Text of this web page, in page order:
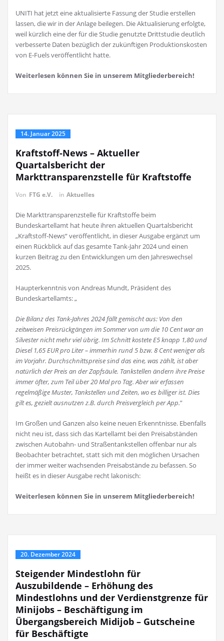
UNITI hat jetzt eine aktualisierte Fassung der Studie erstellen
lassen, die wir in der Anlage beilegen. Die Aktualisierung erfolgte,
weil kürzlich eine der für die Studie genutzte Drittstudie deutlich
verbesserte Daten bezüglich der zukünftigen Produktionskosten
von E-Fuels veröffentlicht hatte.
Weiterlesen können Sie in unserem Mitgliederbereich!
14. Januar 2025
Kraftstoff-News – Aktueller
Quartalsbericht der
Markttransparenzstelle für Kraftstoffe
Von FTG e.V. in Aktuelles
Die Markttransparenzstelle für Kraftstoffe beim
Bundeskartellamt hat heute ihren aktuellen Quartalsbericht
„Kraftstoff-News“ veröffentlicht, in dieser Ausgabe ergänzt um
einen Rückblick auf das gesamte Tank-Jahr 2024 und einen
kurzen Beitrag zu den Entwicklungen um den Jahreswechsel
2025.
Haupterkenntnis von Andreas Mundt, Präsident des
Bundeskartellamts: „
Die Bilanz des Tank-Jahres 2024 fällt gemischt aus: Von den
zeitweisen Preisrückgängen im Sommer von um die 10 Cent war an
Silvester nicht mehr viel übrig. Im Schnitt kostete E5 knapp 1,80 und
Diesel 1,65 EUR pro Liter – immerhin rund 5 bzw. 8 Cent weniger als
im Vorjahr. Durchschnittspreise sind das eine, was zählt, ist aber
natürlich der Preis an der Zapfsäule. Tankstellen ändern ihre Preise
immer öfter, zum Teil über 20 Mal pro Tag. Aber wir erfassen
regelmäßige Muster, Tankstellen und Zeiten, wo es billiger ist. Dies
gilt es, gezielt ausnutzen z.B. durch Preisvergleich per App.”
Im Großen und Ganzen also keine neuen Erkenntnisse. Ebenfalls
nicht neu ist, dass sich das Kartellamt bei den Preisabständen
zwischen Autobahn- und Straßentankstellen offenbar nur als
Beobachter betrachtet, statt sich mit den möglichen Ursachen
der immer weiter wachsenden Preisabstände zu befassen. So
heißt es in dieser Ausgabe recht lakonisch:
Weiterlesen können Sie in unserem Mitgliederbereich!
20. Dezember 2024
Steigender Mindestlohn für
Auszubildende – Erhöhung des
Mindestlohns und der Verdienstgrenze für
Minijobs – Beschäftigung im
Übergangsbereich Midijob – Gutscheine
für Beschäftigte